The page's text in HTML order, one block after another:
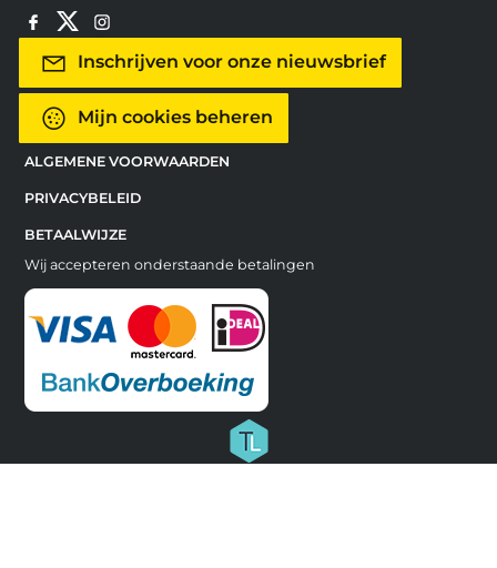
Inschrijven voor onze nieuwsbrief
Mijn cookies beheren
ALGEMENE VOORWAARDEN
PRIVACYBELEID
BETAALWIJZE
Wij accepteren onderstaande betalingen